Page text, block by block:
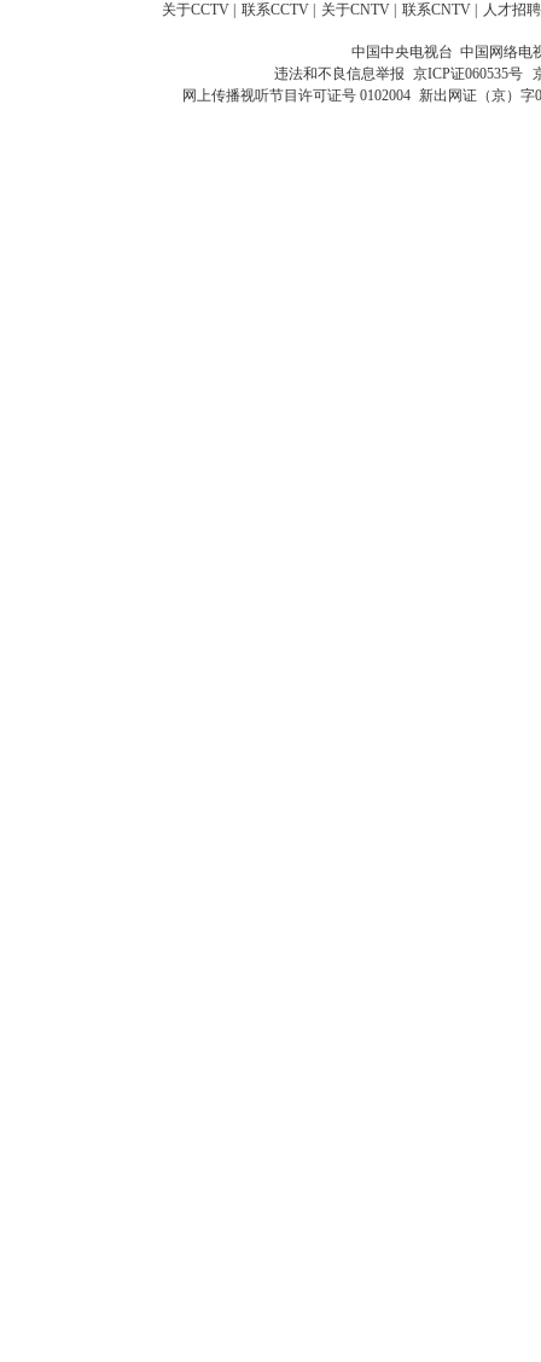
关于CCTV 联系CCTV 关于CNTV 联系CNTV 人才招聘
中国中央电视台 中国网络电
违法和不良信息举报 京ICP证060535号
网上传播视听节目许可证号 0102004 新出网证（京）